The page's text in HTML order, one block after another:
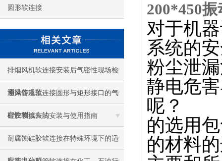
圆形软连接
排烟风机软连接安装后气密性现场检
测操作规范
通风管道软连接圆形与矩形接口的气
密性测试方法
硅胶软接头的安装与使用指南
耐腐蚀硅胶软连接在特殊环境下的适
200*450
对于机
系统的
粉尘泄
静电危
呢？
的选用
的材料